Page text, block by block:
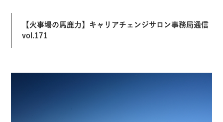
【火事場の馬鹿力】キャリアチェンジサロン事務局通信
vol.171